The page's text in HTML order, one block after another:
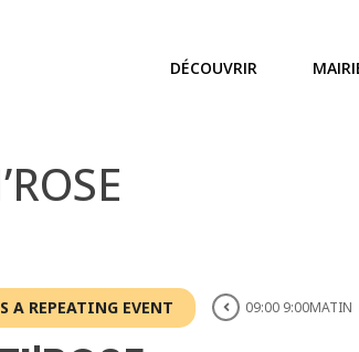
DÉCOUVRIR
A REPEATING EVENT 09:00 9:00MATIN